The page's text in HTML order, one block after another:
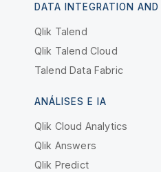
DATA INTEGRATION
Qlik Talend
Qlik Talend Cloud
Talend Data Fabric
ANÁLISES E IA
Qlik Cloud Analytics
Qlik Answers
Qlik Predict